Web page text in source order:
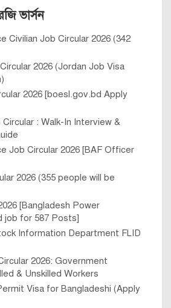
ভার্সন
Civilian Job Circular 2026 (342
2026 (Jordan Job Visa
2026 [boesl.gov.bd Apply
: Walk-In Interview &
Job Circular 2026 [BAF Officer
2026 (355 people will be
[Bangladesh Power
job for 587 Posts]
Information Department FLID
2026: Government
& Unskilled Workers
Visa for Bangladeshi (Apply